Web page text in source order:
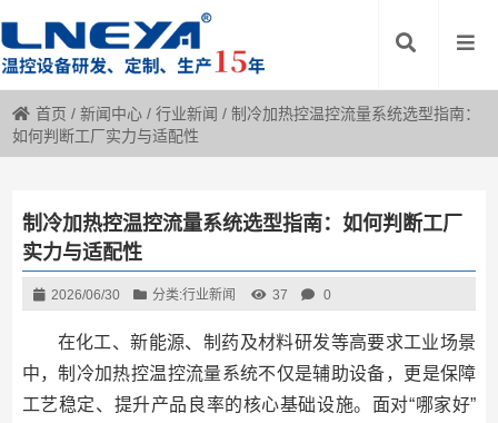
首页 /新闻中心 /行业新闻 /制冷加热控温控流量系统选型指南：
如何判断工厂实力与适配性
制冷加热控温控流量系统选型指南：如何判断工厂
实力与适配性
2026/06/30 分类:行业新闻 37 0
在化工、新能源、制药及材料研发等高要求工业场景
中，制冷加热控温控流量系统不仅是辅助设备，更是保障
工艺稳定、提升产品良率的核心基础设施。面对“哪家好”